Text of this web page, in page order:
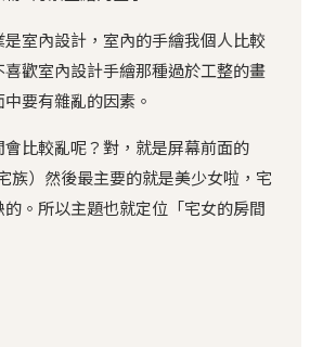
室內設計，室內的手繪我個人比較
歡室內設計手繪那種過於工整的畫
要有雜亂的因素。
比較亂呢？對，就是屏幕前面的
族）然後最主要的就是美少女啦，宅
。所以主題也就定位「宅女的房間